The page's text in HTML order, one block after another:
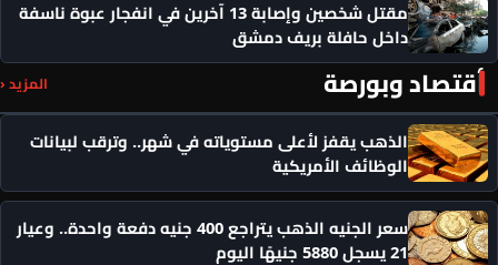
مقتل شخصين وإصابة 13 آخرين في انفجار عبوة ناسفة
داخل حافلة بريف دمشق
أقتصاد وبورصة المزيد ‹
الذهب يقفز لأعلى مستوياته في شهر.. وترقب لبيانات
الوظائف الأمريكية
سعر الجنيه الذهب يتراجع 400 جنيه دفعة واحدة.. وعيار
21 يسجل 5880 جنيهًا اليوم